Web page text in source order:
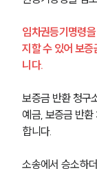
임차권등기명령
지할 수 있어 보
니다.
보증금 반환 청구
예금, 보증금 반
합니다.
소송에서 승소하